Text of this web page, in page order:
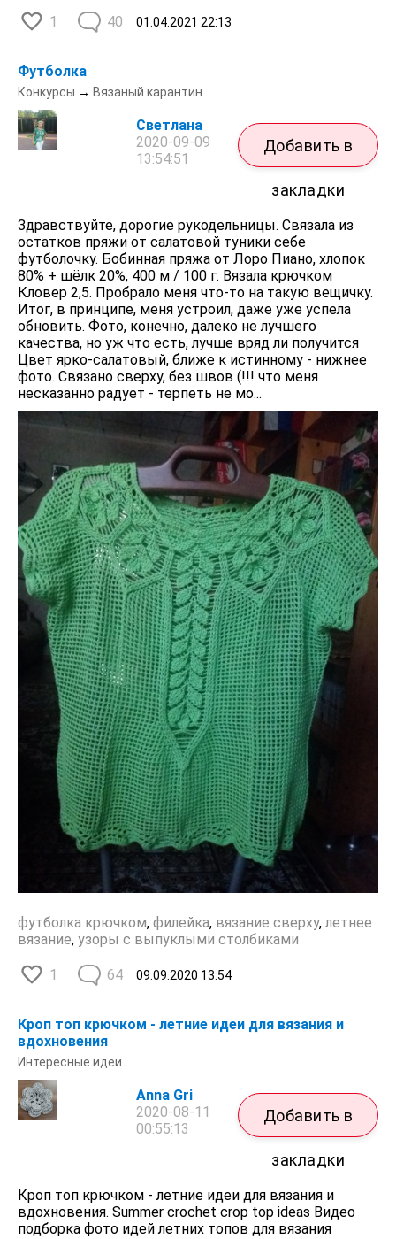
1 01.04.2021 22:13
40
Футболка
Конкурсы → Вязаный карантин
Светлана
2020-09-09
13:54:51
Добавить в
закладки
Здравствуйте, дорогие рукодельницы. Связала из
остатков пряжи от салатовой туники себе
футболочку. Бобинная пряжа от Лоро Пиано, хлопок
80% + шёлк 20%, 400 м / 100 г. Вязала крючком
Кловер 2,5. Пробрало меня что-то на такую вещичку.
Итог, в принципе, меня устроил, даже уже успела
обновить. Фото, конечно, далеко не лучшего
качества, но уж что есть, лучше вряд ли получится
Цвет ярко-салатовый, ближе к истинному - нижнее
фото. Связано сверху, без швов (!!! что меня
несказанно радует - терпеть не мо...
футболка крючком, филейка, вязание сверху, летнее
вязание, узоры с выпуклыми столбиками
1 09.09.2020 13:54
64
​Кроп топ крючком - летние идеи для вязания и
вдохновения
Интересные идеи
Anna Gri
2020-08-11
00:55:13
Добавить в
закладки
Кроп топ крючком - летние идеи для вязания и
вдохновения. Summer crochet crop top ideas Видео
подборка фото идей летних топов для вязания